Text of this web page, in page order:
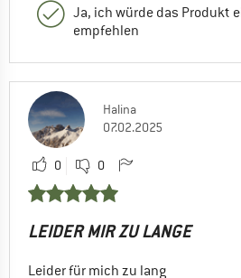
Ja, ich würde das Produkt
empfehlen
Halina
07.02.2025
0 0
LEIDER MIR ZU LANGE
Leider für mich zu lang